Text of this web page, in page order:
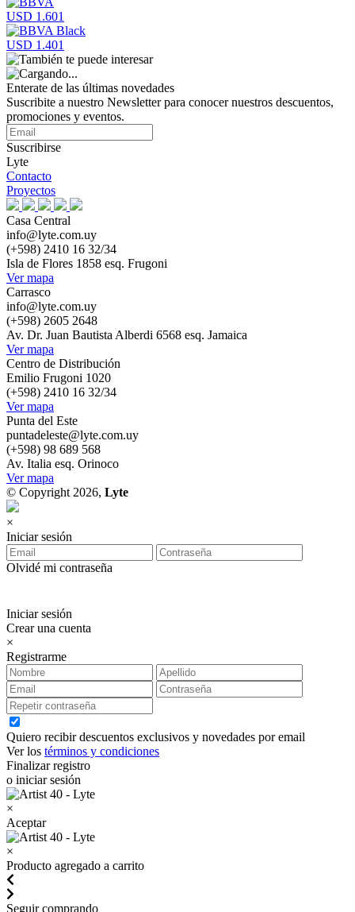
USD 1.601
USD 1.401
Enterate de las últimas novedades
Suscribite a nuestro Newsletter para conocer nuestros descuentos,
promociones y eventos.
Suscribirse
Lyte
Contacto
Proyectos
Casa Central
info@lyte.com.uy
(+598) 2410 16 32/34
Isla de Flores 1858 esq. Frugoni
Ver mapa
Carrasco
info@lyte.com.uy
(+598) 2605 2648
Av. Dr. Juan Bautista Alberdi 6568 esq. Jamaica
Ver mapa
Centro de Distribución
Emilio Frugoni 1020
(+598) 2410 16 32/34
Ver mapa
Punta del Este
puntadeleste@lyte.com.uy
(+598) 98 689 568
Av. Italia esq. Orinoco
Ver mapa
© Copyright 2026, Lyte
×
Iniciar sesión
Olvidé mi contraseña
Iniciar sesión
Crear una cuenta
×
Registrarme
Quiero recibir descuentos exclusivos y novedades por email
Ver los términos y condiciones
Finalizar registro
o iniciar sesión
×
Aceptar
×
Producto agregado a carrito
Seguir comprando